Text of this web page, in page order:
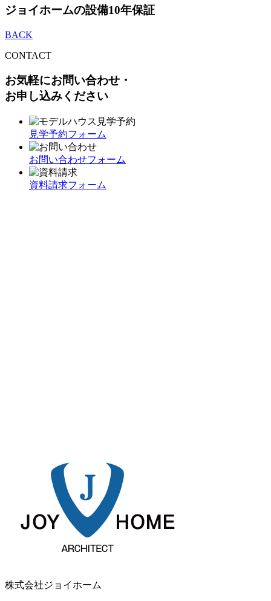
ジョイホームの設備10年保証
BACK
CONTACT
お気軽にお問い合わせ・
お申し込みください
見学予約フォーム
お問い合わせフォーム
資料請求フォーム
株式会社ジョイホーム